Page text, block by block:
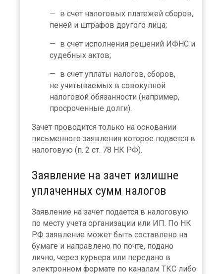
в счет налоговых платежей сборов,
пеней и штрафов другого лица;
в счет исполнения решений ИФНС и
судебных актов;
в счет уплаты налогов, сборов,
не учитываемых в совокупной
налоговой обязанности (например,
просроченные долги).
Зачет проводится только на основании
письменного заявления которое подается в
налоговую (п. 2 ст. 78 НК РФ).
Заявление на зачет излишне
уплаченных сумм налогов
Заявление на зачет подается в налоговую
по месту учета организации или ИП. По НК
РФ заявление может быть составлено на
бумаге и направлено по почте, подано
лично, через курьера или передано в
электронном формате по каналам ТКС либо